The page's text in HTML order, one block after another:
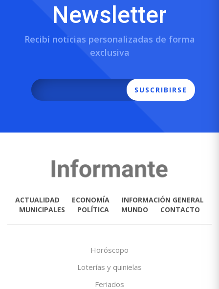
Newsletter
Recibí noticias personalizadas de forma
exclusiva
SUSCRIBIRSE
ACTUALIDAD ECONOMÍA
INFORMACIÓN GENERAL
MUNICIPALES
POLÍTICA MUNDO CONTACTO
Horóscopo
Loterías y quinielas
Feriados